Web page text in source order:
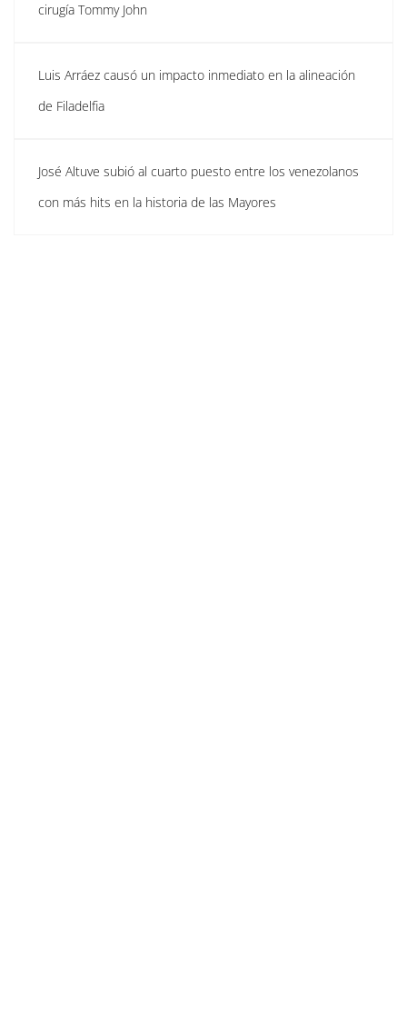
cirugía Tommy John
Luis Arráez causó un impacto inmediato en la alineación
de Filadelfia
José Altuve subió al cuarto puesto entre los venezolanos
con más hits en la historia de las Mayores